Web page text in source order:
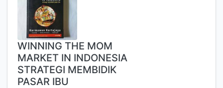
WINNING THE MOM
MARKET IN INDONESIA
STRATEGI MEMBIDIK
PASAR IBU